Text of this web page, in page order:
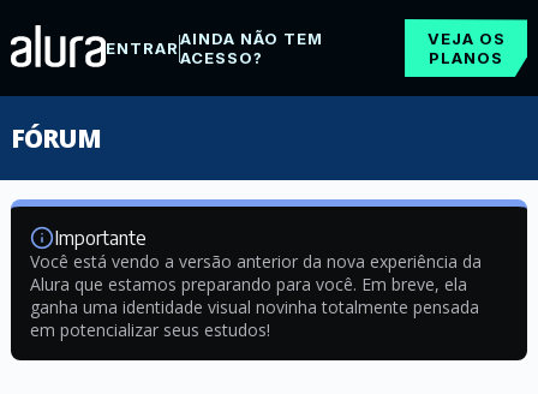
ENTRARAINDA NÃO TEM
ACESSO?
VEJA OS
PLANOS
FÓRUM
Importante
Você está vendo a versão anterior da nova experiência da
Alura que estamos preparando para você. Em breve, ela
ganha uma identidade visual novinha totalmente pensada
em potencializar seus estudos!